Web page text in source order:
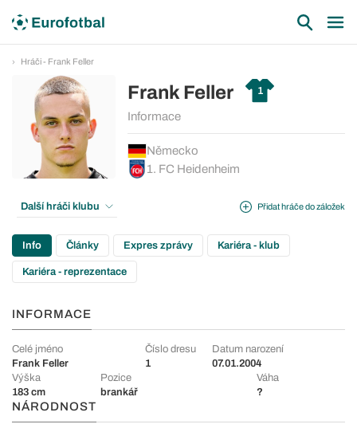
Hráči - Frank Feller
Frank Feller 1
Informace
Německo
1. FC Heidenheim
Přidat hráče do záložek
Další hráči klubu
Info Články Expres zprávy Kariéra - klub
Kariéra - reprezentace
INFORMACE
Celé jméno
Frank Feller
Číslo dresu
1
Datum narození
07.01.2004
Výška
183 cm
Pozice
brankář
Váha
?
NÁRODNOST